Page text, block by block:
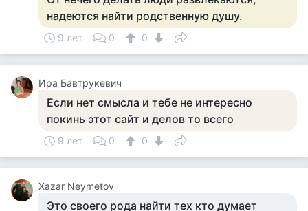
надеются найти родственную душу.
9 лет 0 0
Ира Бавтрукевич
Если нет смысла и тебе не интересно
покинь этот сайт и делов то всего
9 лет 0 0
Xazar Neymetov
Это своего рода найти тех кто думает